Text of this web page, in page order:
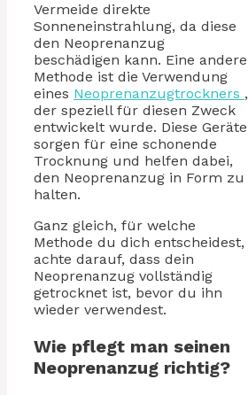
Vermeide direkte
Sonneneinstrahlung, da diese
den Neoprenanzug
beschädigen kann. Eine andere
Methode ist die Verwendung
eines Neoprenanzugtrockners ,
der speziell für diesen Zweck
entwickelt wurde. Diese Geräte
sorgen für eine schonende
Trocknung und helfen dabei,
den Neoprenanzug in Form zu
halten.
Ganz gleich, für welche
Methode du dich entscheidest,
achte darauf, dass dein
Neoprenanzug vollständig
getrocknet ist, bevor du ihn
wieder verwendest.
Wie pflegt man seinen
Neoprenanzug richtig?